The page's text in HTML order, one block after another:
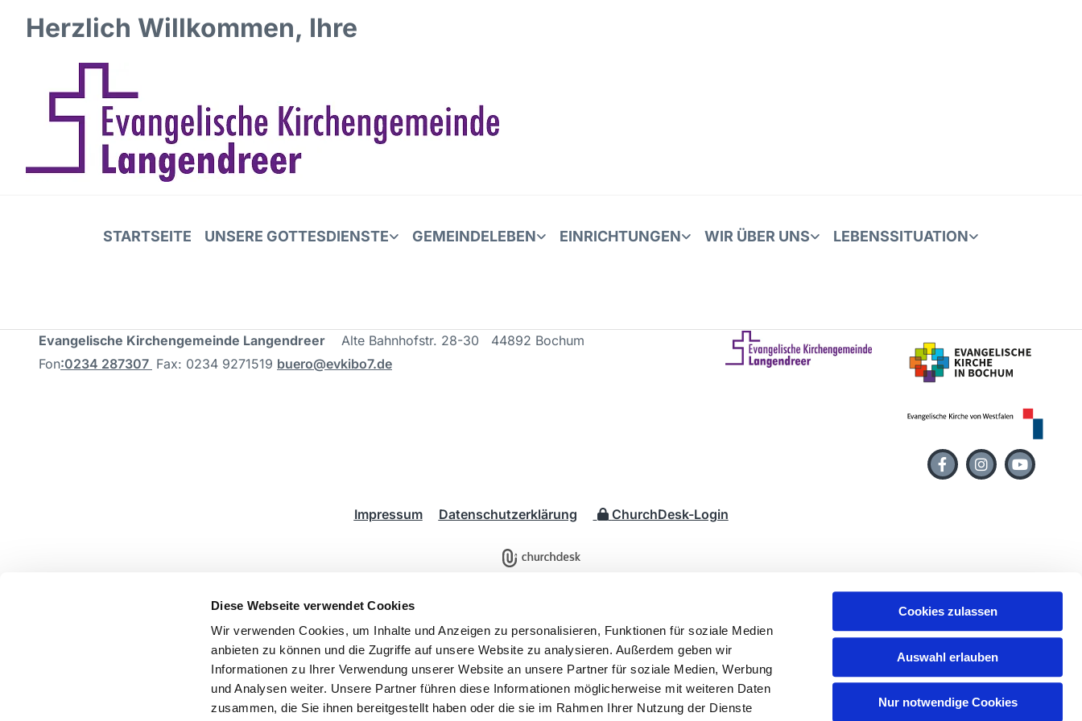
Diese Webseite verwendet Cookies
Wir verwenden Cookies, um Inhalte und Anzeigen zu personalisieren, Funktionen für soziale Medien
anbieten zu können und die Zugriffe auf unsere Website zu analysieren. Außerdem geben wir
Informationen zu Ihrer Verwendung unserer Website an unsere Partner für soziale Medien, Werbung
und Analysen weiter. Unsere Partner führen diese Informationen möglicherweise mit weiteren Daten
zusammen, die Sie ihnen bereitgestellt haben oder die sie im Rahmen Ihrer Nutzung der Dienste
Cookies zulassen
Auswahl erlauben
Nur notwendige Cookies
Herzlich Willkommen, Ihre
STARTSEITE UNSERE GOTTESDIENSTE GEMEINDELEBEN EINRICHTUNGEN WIR ÜBER UNS LEBENSSITUATION
Evangelische Kirchengemeinde Langendreer Alte Bahnhofstr. 28-30 44892 Bochum
Fon:0234 287307 Fax: 0234 9271519 buero@evkibo7.de
Impressum Datenschutzerklärung ChurchDesk-Login